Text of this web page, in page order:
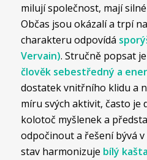
milují společnost, mají
Občas jsou okázalí a trpí
charakteru odpovídá
Vervain). Stručně popsat
člověk sebestředný a
dostatek vnitřního klidu a
míru svých aktivit, často je
kolotoč myšlenek a
odpočinout a řešení bývá
stav harmonizuje bílý